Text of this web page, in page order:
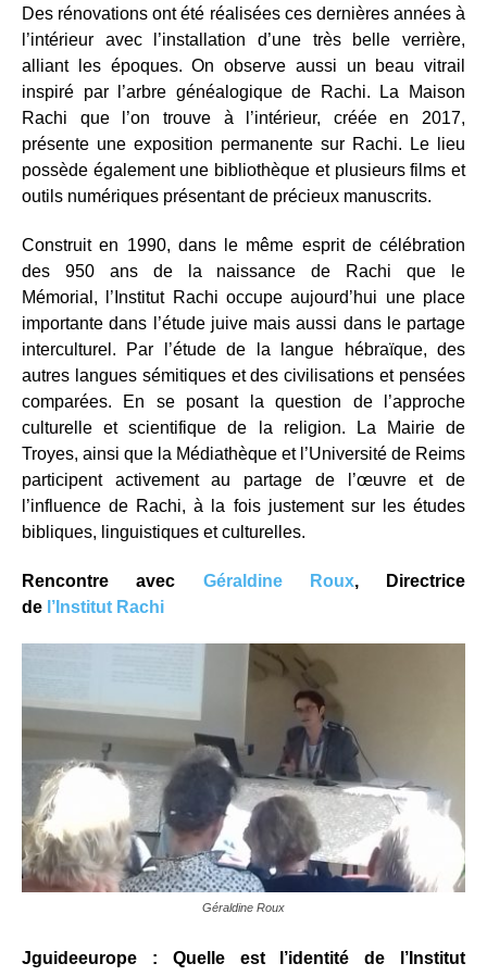
Des rénovations ont été réalisées ces dernières années à
l’intérieur avec l’installation d’une très belle verrière,
alliant les époques. On observe aussi un beau vitrail
inspiré par l’arbre généalogique de Rachi. La Maison
Rachi que l’on trouve à l’intérieur, créée en 2017,
présente une exposition permanente sur Rachi. Le lieu
possède également une bibliothèque et plusieurs films et
outils numériques présentant de précieux manuscrits.
Construit en 1990, dans le même esprit de célébration
des 950 ans de la naissance de Rachi que le
Mémorial, l’Institut Rachi occupe aujourd’hui une place
importante dans l’étude juive mais aussi dans le partage
interculturel. Par l’étude de la langue hébraïque, des
autres langues sémitiques et des civilisations et pensées
comparées. En se posant la question de l’approche
culturelle et scientifique de la religion. La Mairie de
Troyes, ainsi que la Médiathèque et l’Université de Reims
participent activement au partage de l’œuvre et de
l’influence de Rachi, à la fois justement sur les études
bibliques, linguistiques et culturelles.
Rencontre avec Géraldine Roux, Directrice
de l’Institut Rachi
Géraldine Roux
Jguideeurope : Quelle est l’identité de l’Institut